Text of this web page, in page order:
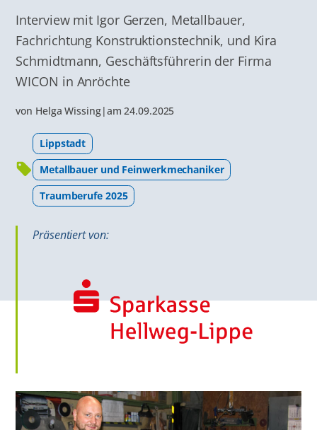
Interview mit Igor Gerzen, Metallbauer,
Fachrichtung Konstruktionstechnik, und Kira
Schmidtmann, Geschäftsführerin der Firma
WICON in Anröchte
von Helga Wissing|am24.09.2025
Lippstadt
Metallbauer und Feinwerkmechaniker
Traumberufe 2025
Präsentiert von: